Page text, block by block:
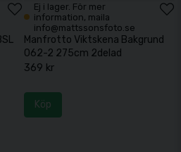
Ej i lager. För mer
information, maila
info@mattssonsfoto.se
Manfrotto Viktskena Bakgrund
062-2 275cm 2delad
369 kr
Köp